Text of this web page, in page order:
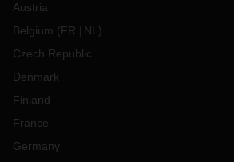
Austria
Belgium (FR NL )
Czech Republic
Denmark
Finland
France
Germany